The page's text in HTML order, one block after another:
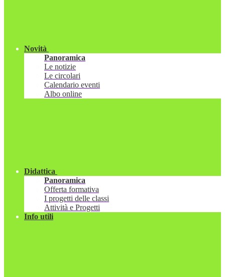
Novità
Panoramica
Le notizie
Le circolari
Calendario eventi
Albo online
Didattica
Panoramica
Offerta formativa
I progetti delle classi
Attività e Progetti
Info utili